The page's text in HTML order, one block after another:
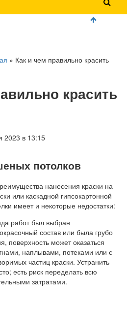
» Как и чем правильно красить
красить
2023 в 13:15
потолков
нанесения краски на
или каскадной гипсокартонной
имеет и некоторые недостатки:
работ был выбран
состав или была грубо
поверхность может оказаться
наплывами, потеками или с
частиц краски. Устранить
есть риск переделать всю
затратами.